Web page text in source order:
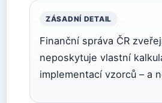
ZÁSADNÍ DETAIL
Finanční správa ČR
neposkytuje vlastní
implementací vzorců – a